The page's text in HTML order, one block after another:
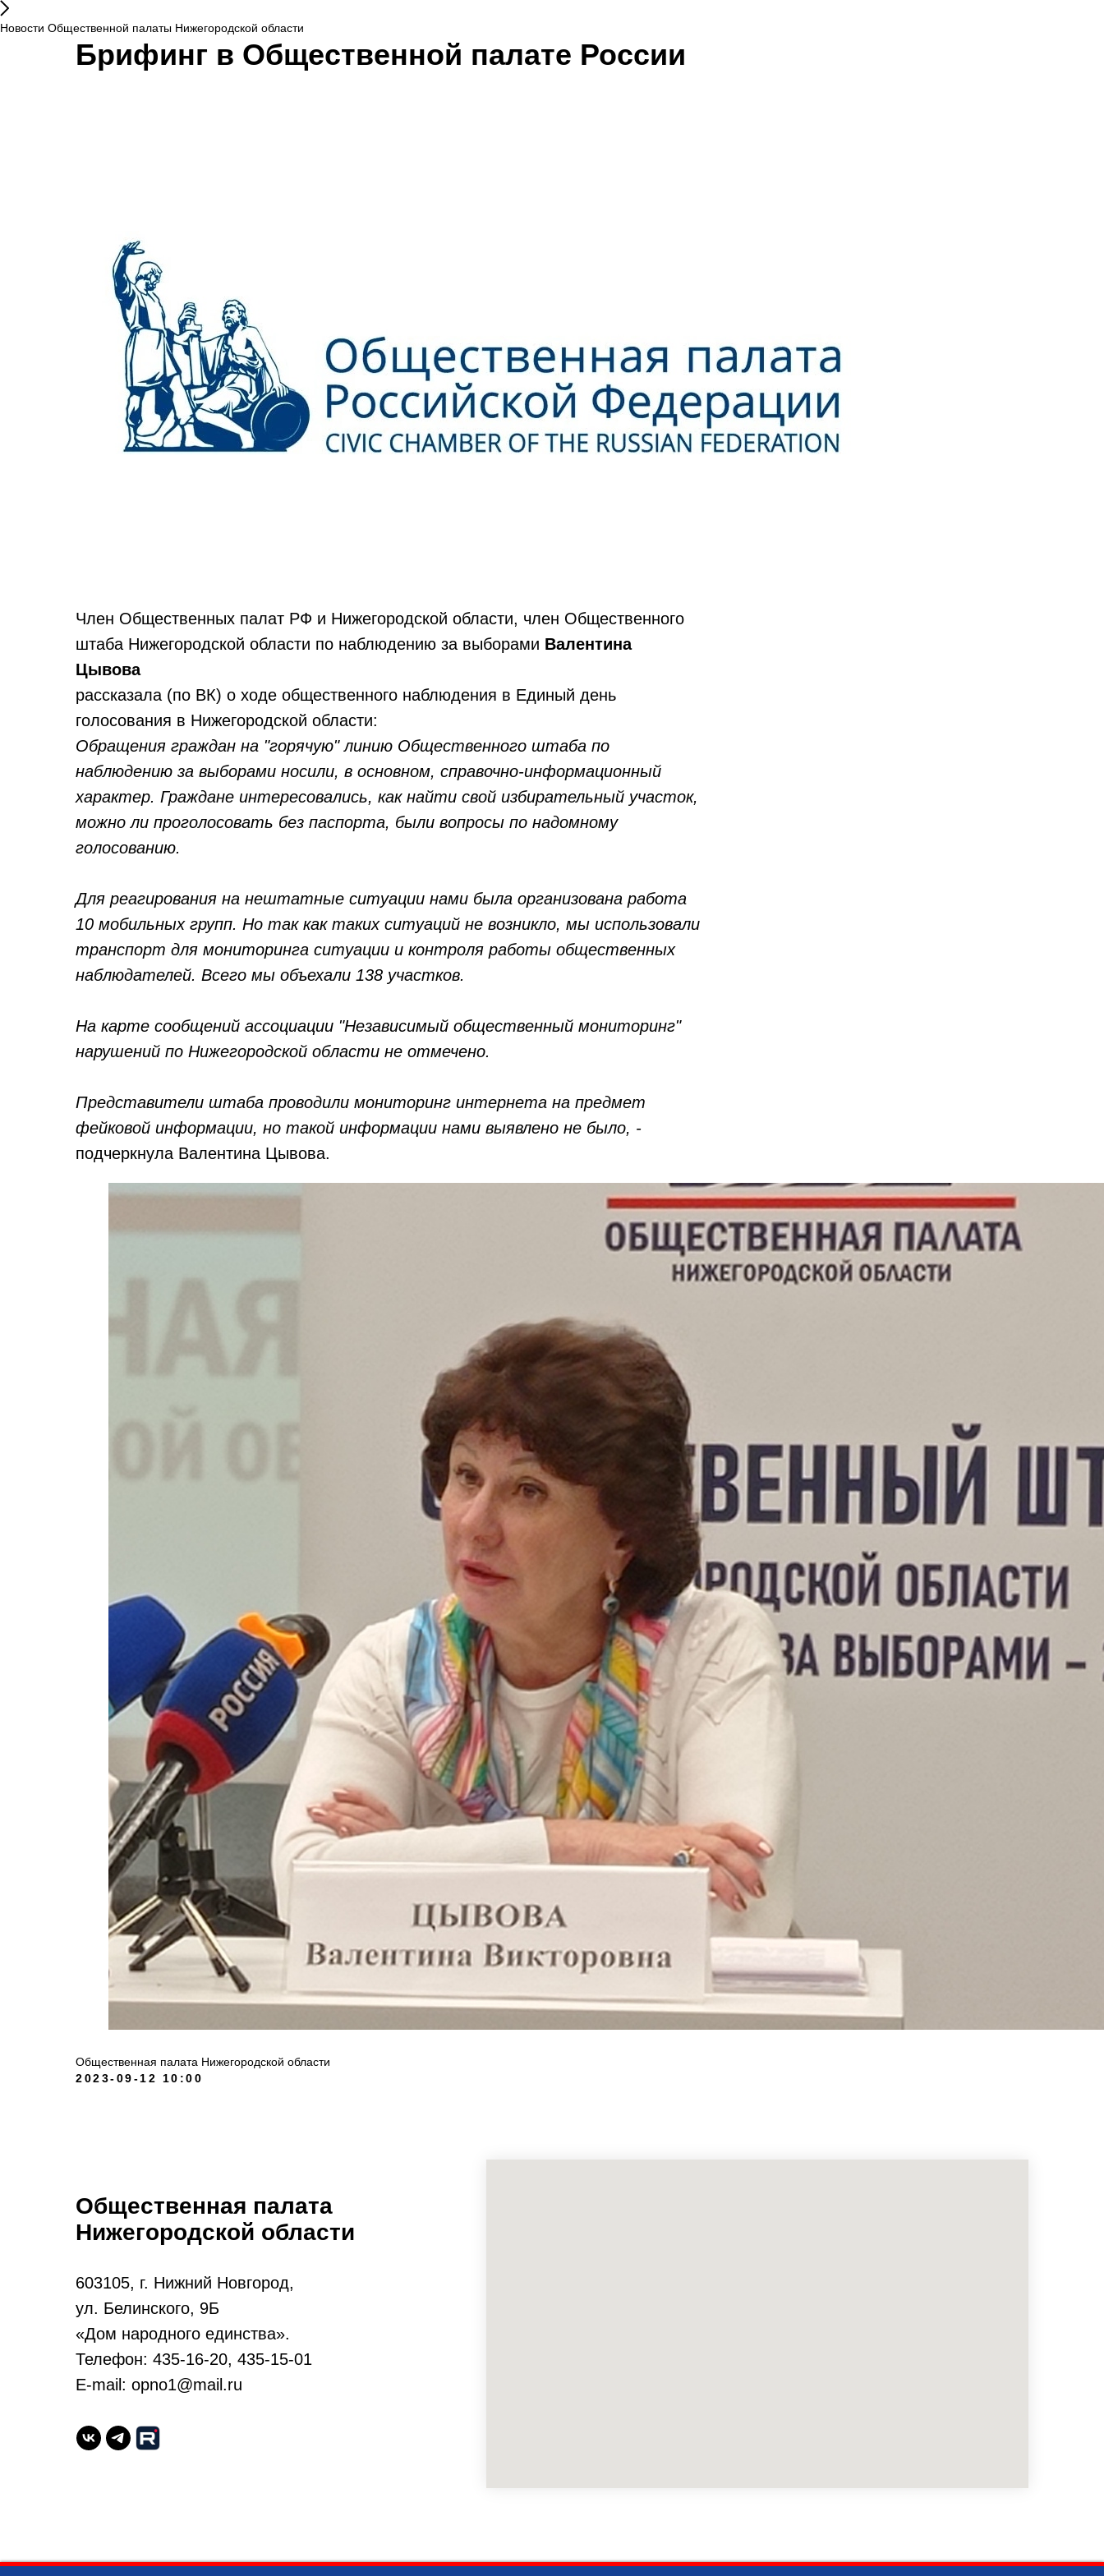
Новости Общественной палаты Нижегородской области
Брифинг в Общественной палате России
Член Общественных палат РФ и Нижегородской области, член Общественного
штаба Нижегородской области по наблюдению за выборами Валентина
Цывова
рассказала (по ВК) о ходе общественного наблюдения в Единый день
голосования в Нижегородской области:
Обращения граждан на "горячую" линию Общественного штаба по
наблюдению за выборами носили, в основном, справочно-информационный
характер. Граждане интересовались, как найти свой избирательный участок,
можно ли проголосовать без паспорта, были вопросы по надомному
голосованию.
Для реагирования на нештатные ситуации нами была организована работа
10 мобильных групп. Но так как таких ситуаций не возникло, мы использовали
транспорт для мониторинга ситуации и контроля работы общественных
наблюдателей. Всего мы объехали 138 участков.
На карте сообщений ассоциации "Независимый общественный мониторинг"
нарушений по Нижегородской области не отмечено.
Представители штаба проводили мониторинг интернета на предмет
фейковой информации, но такой информации нами выявлено не было, -
подчеркнула Валентина Цывова.
Общественная палата Нижегородской области
2023-09-12 10:00
Общественная палата
Нижегородской области
603105, г. Нижний Новгород,
ул. Белинского, 9Б
«Дом народного единства».
Телефон: 435-16-20, 435-15-01
E-mail: opno1@mail.ru